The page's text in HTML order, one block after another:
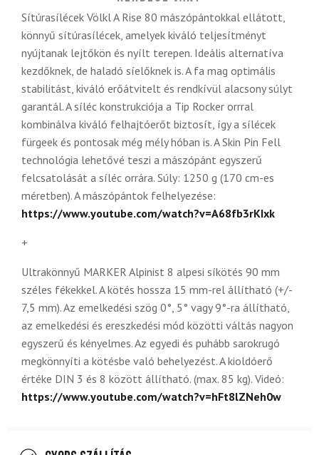
Sítúrasílécek Völkl A Rise 80 mászópántokkal ellátott,
könnyű sítúrasílécek, amelyek kiváló teljesítményt
nyújtanak lejtőkön és nyílt terepen. Ideális alternatíva
kezdőknek, de haladó síelőknek is. A fa mag optimális
stabilitást, kiváló erőátvitelt és rendkívül alacsony súlyt
garantál. A síléc konstrukciója a Tip Rocker orrral
kombinálva kiváló felhajtóerőt biztosít, így a sílécek
fürgeek és pontosak még mély hóban is. A Skin Pin Fell
technológia lehetővé teszi a mászópánt egyszerű
felcsatolását a síléc orrára. Súly: 1250 g (170 cm-es
méretben). A mászópántok felhelyezése:
https://www.youtube.com/watch?v=A68fb3rKIxk
+
Ultrakönnyű MARKER Alpinist 8 alpesi síkötés 90 mm
széles fékekkel. A kötés hossza 15 mm-rel állítható (+/-
7,5 mm). Az emelkedési szög 0°, 5° vagy 9°-ra állítható,
az emelkedési és ereszkedési mód közötti váltás nagyon
egyszerű és kényelmes. Az egyedi és puhább sarokrugó
megkönnyíti a kötésbe való behelyezést. A kioldóerő
értéke DIN 3 és 8 között állítható. (max. 85 kg). Videó:
https://www.youtube.com/watch?v=hFt8lZNeh0w